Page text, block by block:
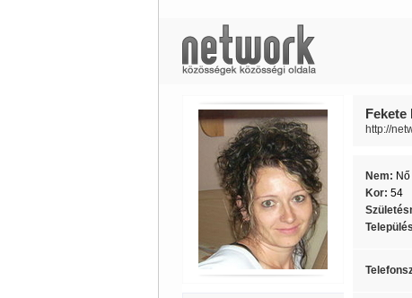
Fekete
http://
Nem: Nő
Kor: 54